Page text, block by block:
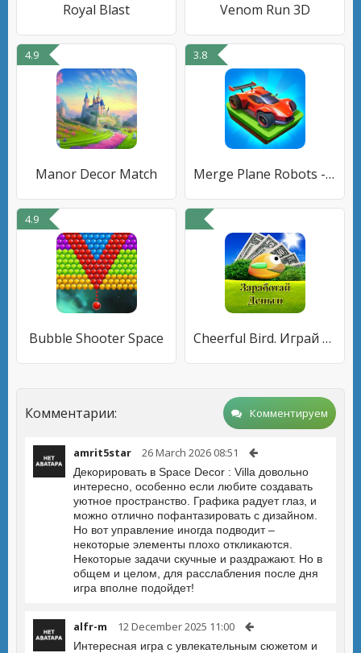
Royal Blast Venom Run 3D
4.9
Manor Decor Match
3.8
Merge Plane Robots - Idle Game
4.9
Bubble Shooter Space Cheerful Bird. Играй и зарабатывай.
Комментарии: Комментируем
amrit5star 26 March 2026 08:51
Декорировать в Space Decor : Villa довольно
интересно, особенно если любите создавать
уютное пространство. Графика радует глаз, и
можно отлично пофантазировать с дизайном.
Но вот управление иногда подводит –
некоторые элементы плохо откликаются.
Некоторые задачи скучные и раздражают. Но в
общем и целом, для расслабления после дня
игра вполне подойдет!
alfr-m 12 December 2025 11:00
Интересная игра с увлекательным сюжетом и